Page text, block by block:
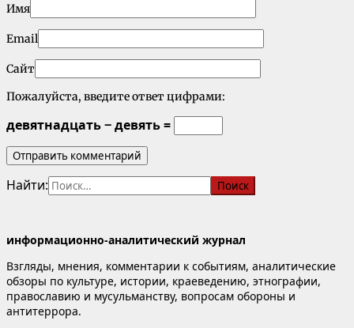
Имя
Email
Сайт
Пожалуйста, введите ответ цифрами:
девятнадцать − девять =
Найти:
информационно-аналитический журнал
Взгляды, мнения, комментарии к событиям, аналитические
обзоры по культуре, истории, краеведению, этнографии,
православию и мусульманству, вопросам обороны и
антитеррора.